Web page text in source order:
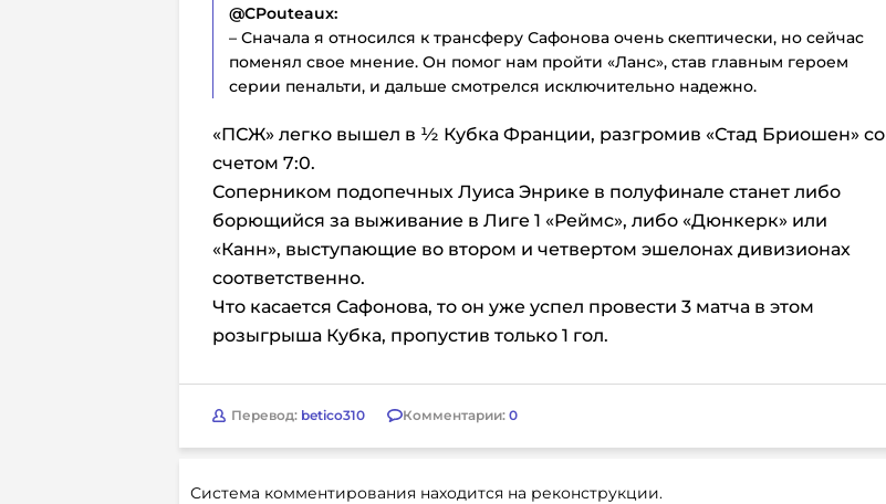
@CPouteaux:
– Сначала я относился к трансферу Сафонова очень скептически, но сейчас
поменял свое мнение. Он помог нам пройти «Ланс», став главным героем
серии пенальти, и дальше смотрелся исключительно надежно.
«ПСЖ» легко вышел в ½ Кубка Франции, разгромив «Стад Бриошен» со
счетом 7:0.
Соперником подопечных Луиса Энрике в полуфинале станет либо
борющийся за выживание в Лиге 1 «Реймс», либо «Дюнкерк» или
«Канн», выступающие во втором и четвертом эшелонах дивизионах
соответственно.
Что касается Сафонова, то он уже успел провести 3 матча в этом
розыгрыша Кубка, пропустив только 1 гол.
Перевод: betico310 Комментарии: 0
Система комментирования находится на реконструкции.